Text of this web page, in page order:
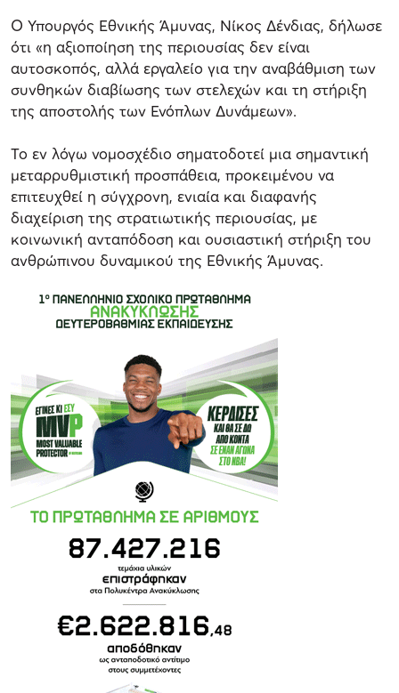
Ο Υπουργός Εθνικής Άμυνας, Νίκος Δένδιας, δήλωσε
ότι «η αξιοποίηση της περιουσίας δεν είναι
αυτοσκοπός, αλλά εργαλείο για την αναβάθμιση των
συνθηκών διαβίωσης των στελεχών και τη στήριξη
της αποστολής των Ενόπλων Δυνάμεων».
Το εν λόγω νομοσχέδιο σηματοδοτεί μια σημαντική
μεταρρυθμιστική προσπάθεια, προκειμένου να
επιτευχθεί η σύγχρονη, ενιαία και διαφανής
διαχείριση της στρατιωτικής περιουσίας, με
κοινωνική ανταπόδοση και ουσιαστική στήριξη του
ανθρώπινου δυναμικού της Εθνικής Άμυνας.